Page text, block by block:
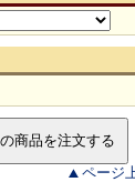
ページ